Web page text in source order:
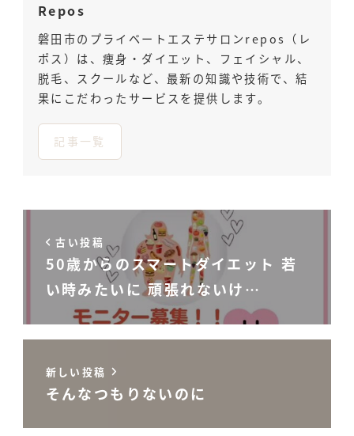
Repos
磐田市のプライベートエステサロンrepos（レ
ポス）は、痩身・ダイエット、フェイシャル、
脱毛、スクールなど、最新の知識や技術で、結
果にこだわったサービスを提供します。
記事一覧
古い投稿
50歳からのスマートダイエット 若
い時みたいに 頑張れないけ…
新しい投稿
そんなつもりないのに